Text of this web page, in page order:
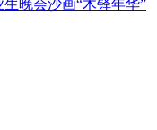
晚会沙画“木铎年华”